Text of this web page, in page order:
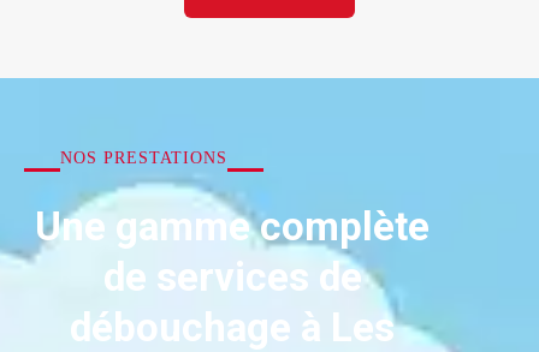
NOS PRESTATIONS
Une gamme complète
de services de
débouchage à Les